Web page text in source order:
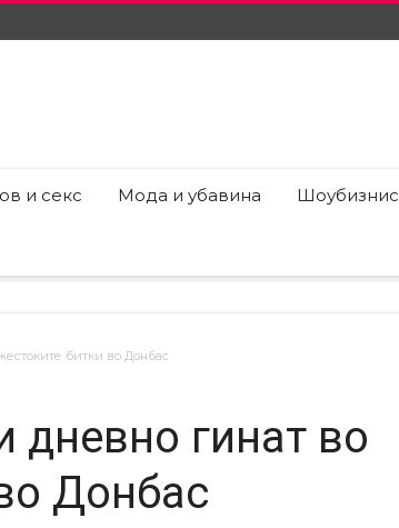
и секс Мода и убавина Шоубизнис
битки во Донбас
дневно гинат во
Донбас